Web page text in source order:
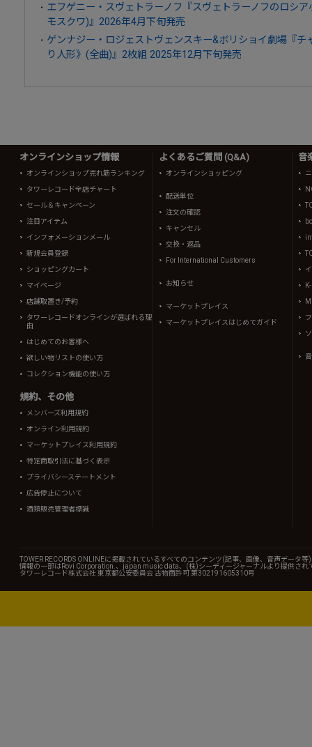
エフゲニー・スヴェトラーノフ『スヴェトラーノフのロシ
モスクワ)』2026年4月下旬発売
ゲンナジー・ロジェストヴェンスキー&ボリショイ劇場『チ
り人形》(全曲)』2枚組 2025年12月下旬発売
オンラインショップ情報
オンラインショップ売れ筋ランキング
タワーレコード全店チャート
セール＆キャンペーン
注目アイテム
インフォメーションメール
新規会員登録
ショッピングカート
マイページ
店舗取置き/予約
タワーレコードオンラインが選ばれる理
由
はじめてのお客様へ
欲しい物リストの使い方
コレクション機能の使い方
規約、その他
メンバーズ利用規約
オンライン利用規約
マーケットプレイス利用規約
特定商取引法に基づく表示
プライバシーステートメント
広告停止について
酒類販売管理者標識
よくあるご質問 (Q&A)
オンラインショッピング
配送単位
注文の確認
キャンセル
交換・返品
For International Customers
お知らせ
マーケットプレイス
マーケットプレイスはじめてガイド
音
TOWER RECORDS ONLINEに掲載されているすべてのコンテンツ(記事、画像、音声データ
情報の一部はRovi Corporation.、japan music data、(株)シーディージャーナルより提供され
タワーレコード株式会社 東京都公安委員会 古物商許可 第302191605310号